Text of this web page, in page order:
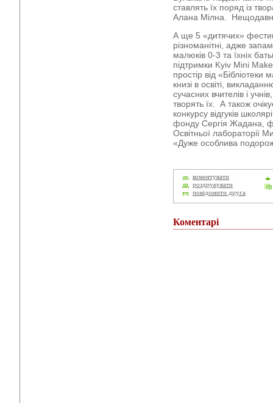
ставлять їх поряд із
Алана Мілна.
А ще 5 «дитячих»
різноманітні, адже
малюків 0-3 та їхніх
підтримки Kyiv Mini
простір від
книзі в освіті,
сучасних вчителів і
творять їх. А також
конкурсу відгуків
фонду Сергія Жадана,
Освітньої лабораторії
«Дуже особлива
коментувати
роздрукувати
повідомити друга
Коментарі